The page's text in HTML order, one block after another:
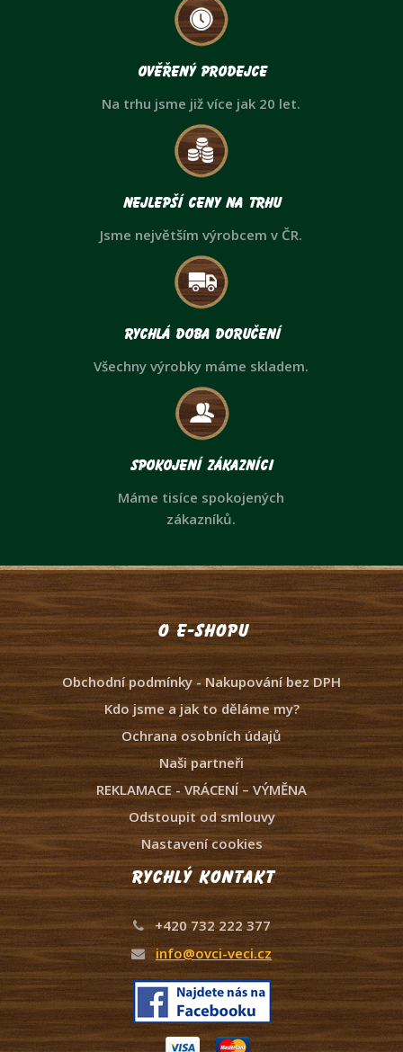
Ověřený prodejce
Na trhu jsme již více jak 20 let.
Nejlepší ceny na trhu
Jsme největším výrobcem v ČR.
Rychlá doba doručení
Všechny výrobky máme skladem.
Spokojení zákazníci
Máme tisíce spokojených
zákazníků.
O e-shopu
Obchodní podmínky - Nakupování bez DPH
Kdo jsme a jak to děláme my?
Ochrana osobních údajů
Naši partneři
REKLAMACE - VRÁCENÍ – VÝMĚNA
Odstoupit od smlouvy
Nastavení cookies
Rychlý kontakt
+420 732 222 377
info@ovci-veci.cz